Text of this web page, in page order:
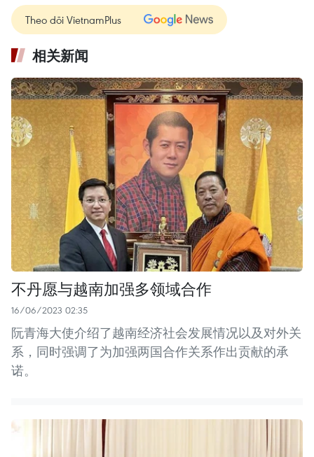
Theo dõi VietnamPlus
相关新闻
不丹愿与越南加强多领域合作
16/06/2023 02:35
阮青海大使介绍了越南经济社会发展情况以及对外关
系，同时强调了为加强两国合作关系作出贡献的承
诺。